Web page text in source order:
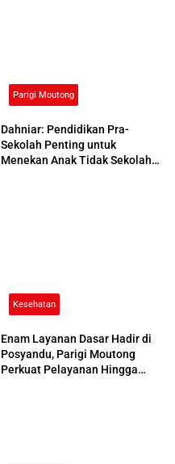
Parigi Moutong
Dahniar: Pendidikan Pra-
Sekolah Penting untuk
Menekan Anak Tidak Sekolah
Kesehatan
Enam Layanan Dasar Hadir di
Posyandu, Parigi Moutong
Perkuat Pelayanan Hingga